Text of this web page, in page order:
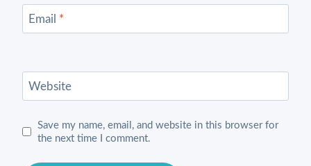
Email *
Website
Save my name, email, and website in this browser for
the next time I comment.